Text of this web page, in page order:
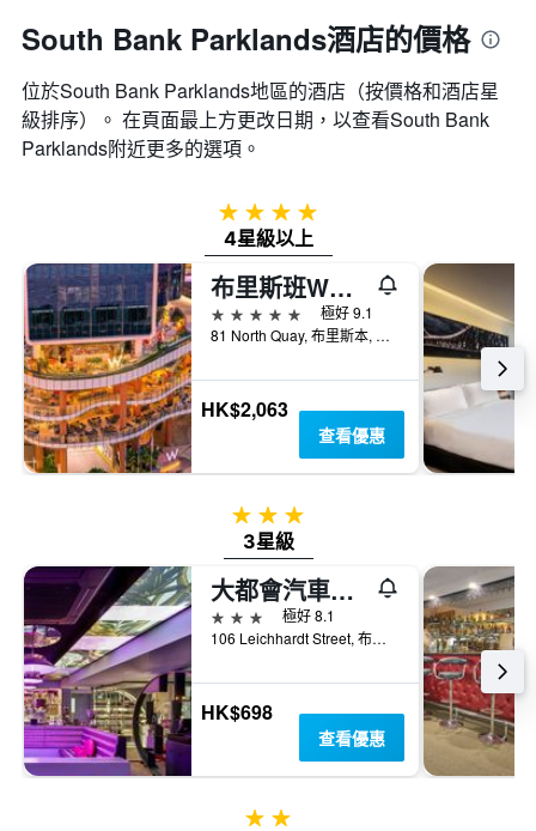
South Bank Parklands酒店的價格
位於South Bank Parklands​地區的酒店（按價格和酒店星
級排序）。 在頁面最上方更改日期，以查看South Bank
Parklands​附近更多的選項。
4星級
4星級以上
布里斯班W酒店
5星級
極好 9.1
81 North Quay, 布里斯本, QLD, 澳洲
HK$2,063
查看優惠
3星級
3星級
大都會汽車旅館 - 布里斯本
3星級
極好 8.1
106 Leichhardt Street, 布里斯本, QLD, 澳洲
HK$698
查看優惠
2星級